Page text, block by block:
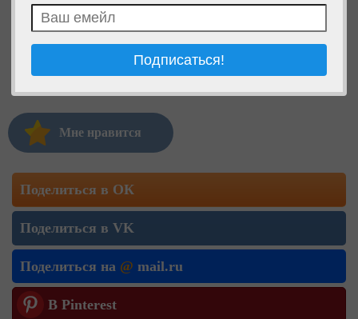
Мне нравится
Поделиться в ОК
Поделиться в VK
Поделиться на @ mail.ru
В Pinterest